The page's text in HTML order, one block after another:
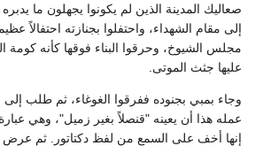
صعاليك المدينة الذين لم يكونوا يجهلون ما
إلى مقام الشهداء، واحتفلوا بجنازته احتفالاً
مجلس الشيوخ، وحرقوا البناء فوقها كأنه
عليها جثث الموتى.
وجاء بمبي بجنوده ففرقوا الغوغاء، ثم طلب
عمله هذا أن يعينه "قنصلاً بغير زميل"، وهي
إنها أخف على السمع من لفظ دكتاتور. ثم عرض